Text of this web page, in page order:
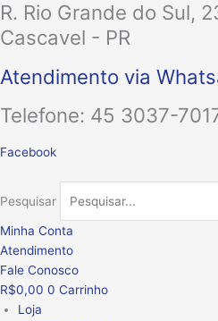
Ir
para
o
conteúdo
R. Rio Grande do Sul,
Cascavel - PR
Atendimento via
Telefone: 45 3037-
Facebook
Pesquisar
Minha Conta
Atendimento
Fale Conosco
R$0,00 0 Carrinho
Loja